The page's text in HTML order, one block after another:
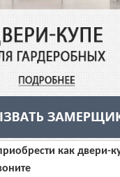
как двери-